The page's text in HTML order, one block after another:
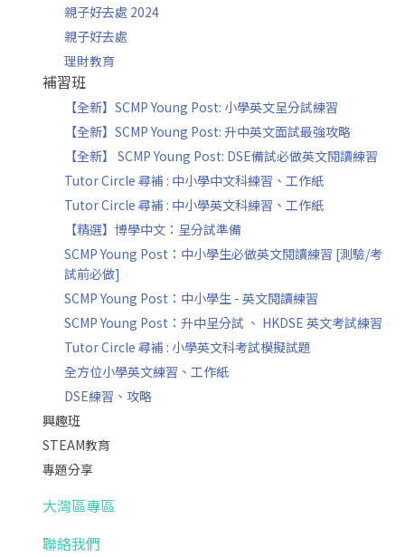
親子好去處 2024
親子好去處
理財教育
補習班
【全新】SCMP Young Post: 小學英文呈分試練習
【全新】SCMP Young Post: 升中英文面試最強攻略
【全新】 SCMP Young Post: DSE備試必做英文閱讀練習
Tutor Circle 尋補 : 中小學中文科練習、工作紙
Tutor Circle 尋補 : 中小學英文科練習、工作紙
【精選】博學中文：呈分試準備
SCMP Young Post：中小學生必做英文閱讀練習 [測驗/考
試前必做]
SCMP Young Post：中小學生 - 英文閱讀練習
SCMP Young Post：升中呈分試 、 HKDSE 英文考試練習
Tutor Circle 尋補 : 小學英文科考試模擬試題
全方位小學英文練習、工作紙
DSE練習、攻略
興趣班
STEAM教育
專題分享
大灣區專區
聯絡我們